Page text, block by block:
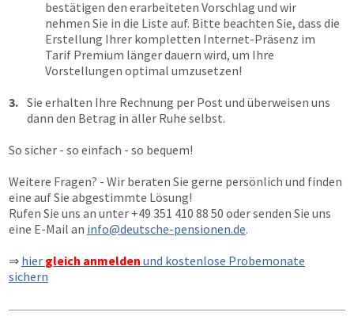
bestätigen den erarbeiteten Vorschlag und wir
nehmen Sie in die Liste auf. Bitte beachten Sie, dass die
Erstellung Ihrer kompletten Internet-Präsenz im
Tarif Premium länger dauern wird, um Ihre
Vorstellungen optimal umzusetzen!
3. Sie erhalten Ihre Rechnung per Post und überweisen uns
dann den Betrag in aller Ruhe selbst.
So sicher - so einfach - so bequem!
Weitere Fragen? - Wir beraten Sie gerne persönlich und finden
eine auf Sie abgestimmte Lösung!
Rufen Sie uns an unter +49 351 410 88 50 oder senden Sie uns
eine E-Mail an info@deutsche-pensionen.de.
⇒ hier gleich anmelden und kostenlose Probemonate
sichern